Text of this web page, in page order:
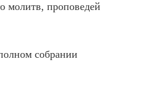
молитв, проповедей
собрании